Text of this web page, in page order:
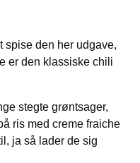
spise den her udgave,
er den klassiske chili
stegte grøntsager,
ris med creme fraiche
ja så lader de sig